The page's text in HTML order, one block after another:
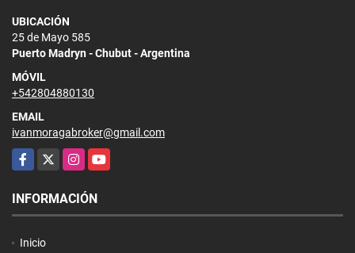
UBICACIÓN
25 de Mayo 585
Puerto Madryn - Chubut - Argentina
MÓVIL
+542804880130
EMAIL
ivanmoragabroker@gmail.com
Facebook
X InstagramYouTube
INFORMACIÓN
Inicio